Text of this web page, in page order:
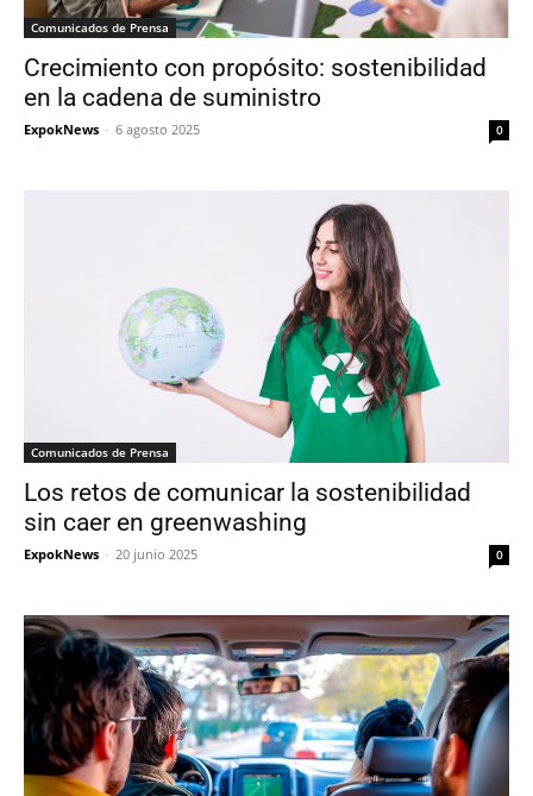
Comunicados de Prensa
Crecimiento con propósito: sostenibilidad
en la cadena de suministro
ExpokNews - 6 agosto 2025 0
Comunicados de Prensa
Los retos de comunicar la sostenibilidad
sin caer en greenwashing
ExpokNews - 20 junio 2025 0